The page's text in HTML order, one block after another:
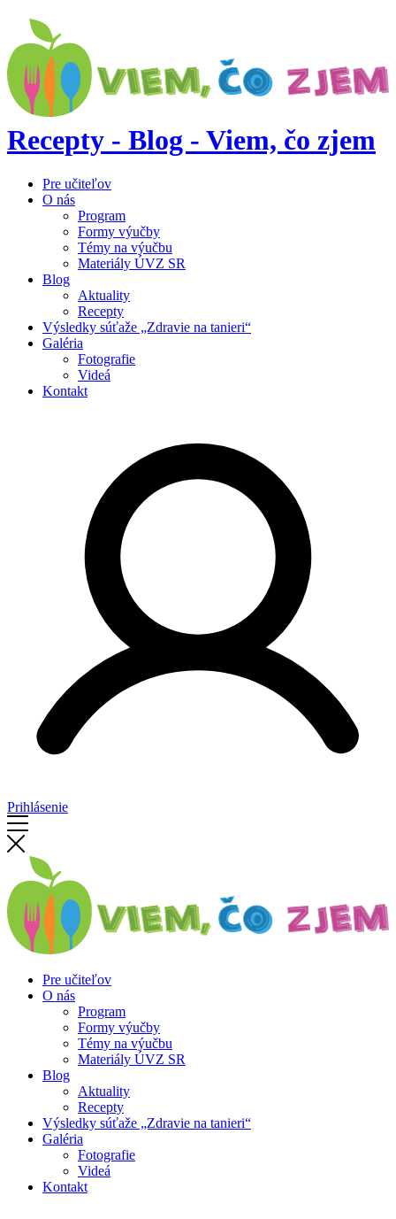
Recepty - Blog - Viem, čo zjem
Pre učiteľov
O nás
Program
Formy výučby
Témy na výučbu
Materiály ÚVZ SR
Blog
Aktuality
Recepty
Výsledky súťaže „Zdravie na tanieri“
Galéria
Fotografie
Videá
Kontakt
Prihlásenie
Pre učiteľov
O nás
Program
Formy výučby
Témy na výučbu
Materiály ÚVZ SR
Blog
Aktuality
Recepty
Výsledky súťaže „Zdravie na tanieri“
Galéria
Fotografie
Videá
Kontakt